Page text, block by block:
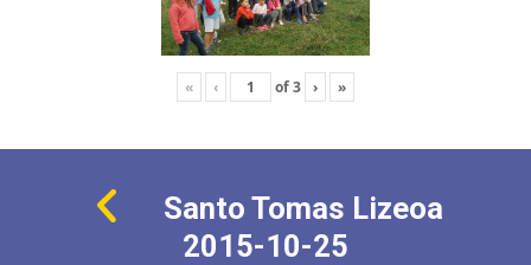
« ‹ of3 › »
Santo Tomas Lizeoa
2015-10-25